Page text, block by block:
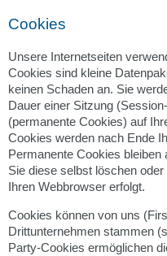
Cookies
Unsere Internetseiten
Cookies sind kleine
keinen Schaden an. Sie
Dauer einer Sitzung
(permanente Cookies) auf
Cookies werden nach Ende
Permanente Cookies
Sie diese selbst löschen
Ihren Webbrowser erfolgt.
Cookies können von uns
Drittunternehmen stammen
Party-Cookies ermöglichen